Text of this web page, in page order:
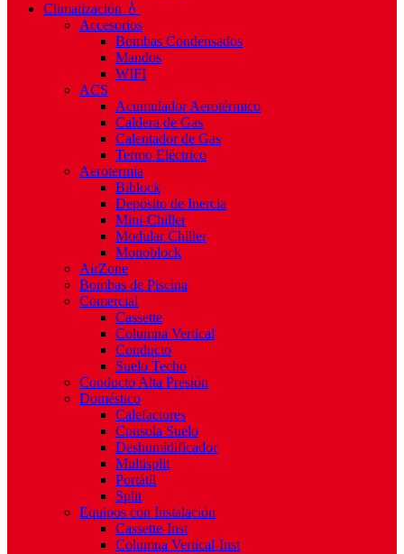
Climatización 💧
Accesorios
Bombas Condensados
Mandos
WIFI
ACS
Acumulador Aerotérmico
Caldera de Gas
Calentador de Gas
Termo Eléctrico
Aerotermia
Biblock
Depósito de Inercia
Mini-Chiller
Modular Chiller
Monoblock
AirZone
Bombas de Piscina
Comercial
Cassette
Columna Vertical
Conducto
Suelo Techo
Conducto Alta Presión
Doméstico
Calefactores
Consola Suelo
Deshumidificador
Multisplit
Portátil
Split
Equipos con Instalación
Cassette-Inst
Columna Vertical-Inst